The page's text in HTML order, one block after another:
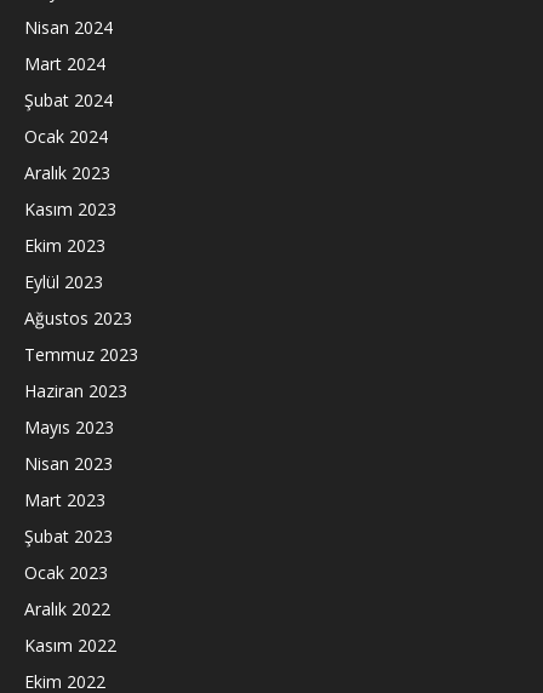
Nisan 2024
Mart 2024
Şubat 2024
Ocak 2024
Aralık 2023
Kasım 2023
Ekim 2023
Eylül 2023
Ağustos 2023
Temmuz 2023
Haziran 2023
Mayıs 2023
Nisan 2023
Mart 2023
Şubat 2023
Ocak 2023
Aralık 2022
Kasım 2022
Ekim 2022